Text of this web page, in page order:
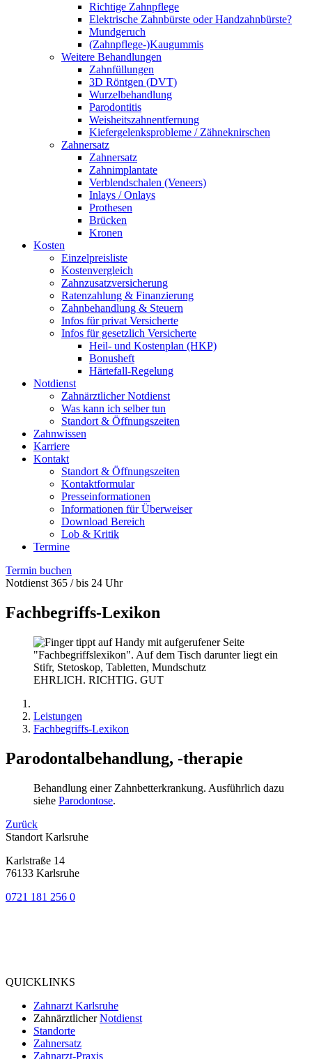
Richtige Zahnpflege
Elektrische Zahnbürste oder Handzahnbürste?
Mundgeruch
(Zahnpflege-)Kaugummis
Weitere Behandlungen
Zahnfüllungen
3D Röntgen (DVT)
Wurzelbehandlung
Parodontitis
Weisheitszahnentfernung
Kiefergelenksprobleme / Zähneknirschen
Zahnersatz
Zahnersatz
Zahnimplantate
Verblendschalen (Veneers)
Inlays / Onlays
Prothesen
Brücken
Kronen
Kosten
Einzelpreisliste
Kostenvergleich
Zahnzusatzversicherung
Ratenzahlung & Finanzierung
Zahnbehandlung & Steuern
Infos für privat Versicherte
Infos für gesetzlich Versicherte
Heil- und Kostenplan (HKP)
Bonusheft
Härtefall-Regelung
Notdienst
Zahnärztlicher Notdienst
Was kann ich selber tun
Standort & Öffnungszeiten
Zahnwissen
Karriere
Kontakt
Standort & Öffnungszeiten
Kontaktformular
Presseinformationen
Informationen für Überweiser
Download Bereich
Lob & Kritik
Termine
Termin buchen
Notdienst 365 / bis 24 Uhr
Fachbegriffs-Lexikon
EHRLICH. RICHTIG. GUT
Leistungen
Fachbegriffs-Lexikon
Parodontalbehandlung, -therapie
Behandlung einer Zahnbetterkrankung. Ausführlich dazu
siehe Parodontose.
Zurück
Standort Karlsruhe
Karlstraße 14
76133 Karlsruhe
0721 181 256 0
QUICKLINKS
Zahnarzt Karlsruhe
ZahnärztlicherNotdienst
Standorte
Zahnersatz
Zahnarzt-Praxis